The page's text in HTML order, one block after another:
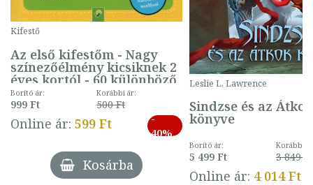
Kifestő
Az első kifestőm - Nagy
színezőélmény kicsiknek 2
éves kortól - 60 különböző
mintával (gombás)
Borító ár:
999 Ft
Korábbi ár:
500 Ft
Online ár: 599 Ft
-
40%
Kosárba
Leslie L. Lawrence
Sindzse és az Átkok
könyve
Borító ár:
5 499 Ft
Korábbi
3 849 Ft
Online ár: 4 014 Ft